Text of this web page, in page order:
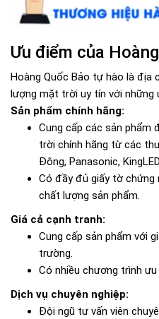
Ưu điểm của
Hoàng Quốc Bảo tự hào là địa
lượng mặt trời uy tín với những
Sản phẩm chính hãng:
Cung cấp các sản phẩm
trời chính hãng từ các
Đông, Panasonic,
Có đầy đủ giấy tờ chứng
chất lượng sản phẩm.
Giá cả cạnh tranh:
Cung cấp sản phẩm với
trường.
Có nhiều chương trình
Dịch vụ chuyên nghiệp:
Đội ngũ tư vấn viên